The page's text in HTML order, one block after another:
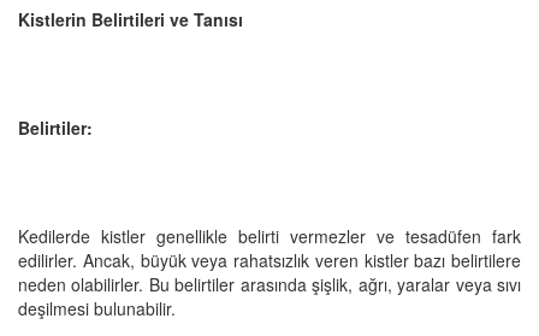
Kistlerin Belirtileri ve Tanısı
Belirtiler:
Kedilerde kistler genellikle belirti vermezler ve tesadüfen fark
edilirler. Ancak, büyük veya rahatsızlık veren kistler bazı belirtilere
neden olabilirler. Bu belirtiler arasında şişlik, ağrı, yaralar veya sıvı
deşilmesi bulunabilir.